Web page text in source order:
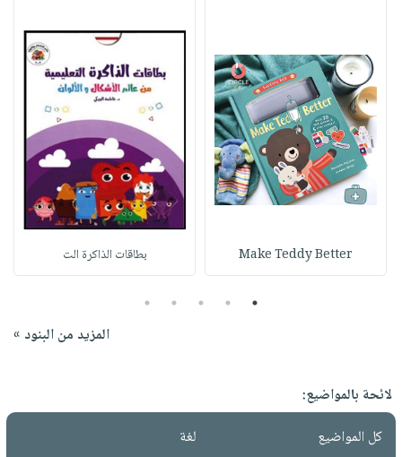
Make Teddy Better بطاقات الذاكرة الت
1
2
3
4
5
المزيد من البنود »
لائحة بالمواضيع:
كل المواضيع
لغة